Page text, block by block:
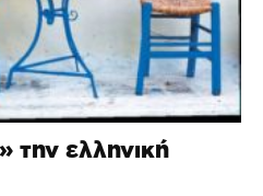
την ελληνική